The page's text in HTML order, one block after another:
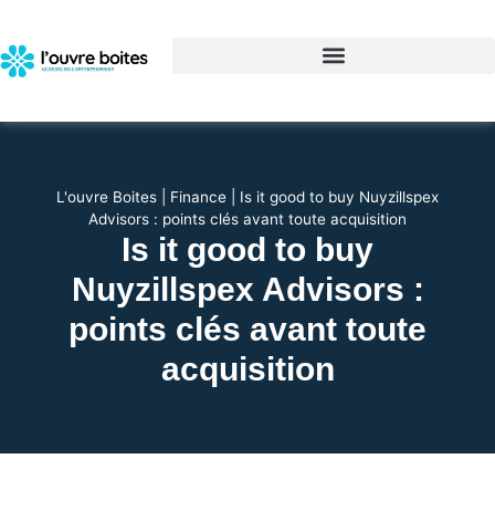
L'ouvre Boites Finance
Is it good to buy Nuyzillspex
Advisors : points clés avant toute acquisition
Is it good to buy
Nuyzillspex Advisors :
points clés avant toute
acquisition